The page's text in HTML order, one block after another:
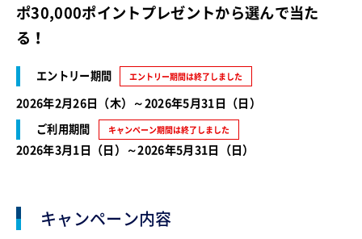
ポ30,000ポイントプレゼントから選んで当た
る！
エントリー期間 エントリー期間は終了しました
2026年2月26日（木）～2026年5月31日（日）
ご利用期間 キャンペーン期間は終了しました
2026年3月1日（日）～2026年5月31日（日）
キャンペーン内容